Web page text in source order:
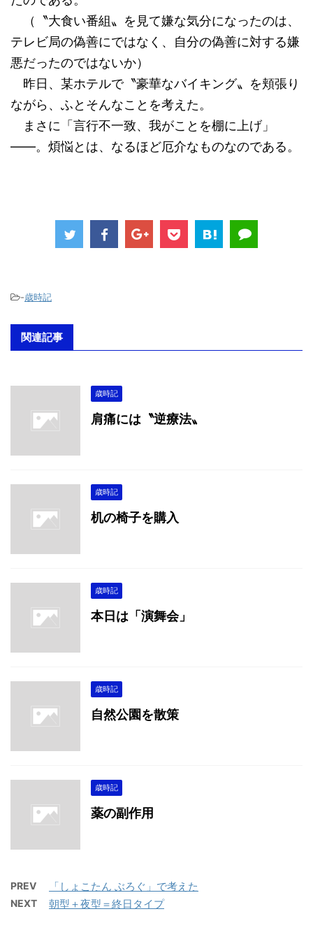
（〝大食い番組〟を見て嫌な気分になったのは、
テレビ局の偽善にではなく、自分の偽善に対する嫌
悪だったのではないか）
昨日、某ホテルで〝豪華なバイキング〟を頬張り
ながら、ふとそんなことを考えた。
まさに「言行不一致、我がことを棚に上げ」
――。煩悩とは、なるほど厄介なものなのである。
-歳時記
関連記事
歳時記
肩痛には〝逆療法〟
歳時記
机の椅子を購入
歳時記
本日は「演舞会」
歳時記
自然公園を散策
歳時記
薬の副作用
PREV 「しょこたん ぶろぐ」で考えた
NEXT 朝型＋夜型＝終日タイプ